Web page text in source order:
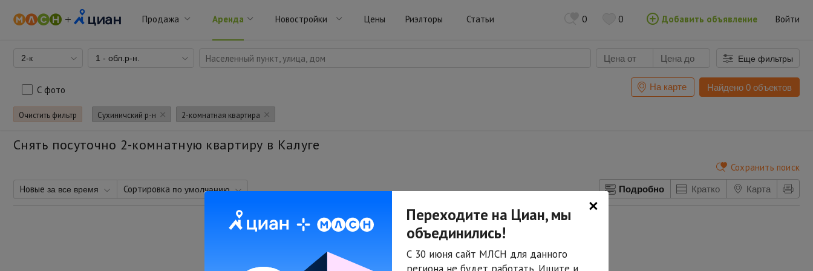
Продажа Аренда Новостройки Цены Риэлторы Статьи 0 0 Добавить объявление Войти
2-к 1 - обл.р-н. Населенный пункт, улица, дом Еще фильтры
С фото На карте Найдено 0 объектов
Очистить фильтр Сухиничский р-н 2-комнатная квартира
Снять посуточно 2-комнатную квартиру в Калуге
Сохранить поиск
Новые за все время Сортировка по умолчанию Подробно Кратко Карта
×
Переходите на Циан, мы
объединились!
С 30 июня сайт МЛСН для данного